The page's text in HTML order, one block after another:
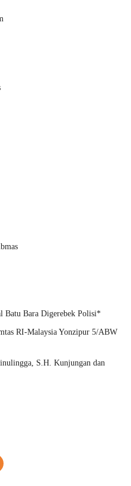
Batu Bara Digerebek Polisi*
RI-Malaysia Yonzipur 5/ABW
S.H. Kunjungan dan